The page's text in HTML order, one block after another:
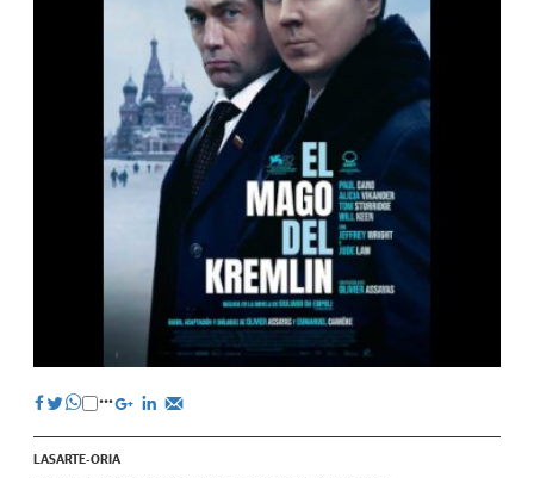
LASARTE-ORIA